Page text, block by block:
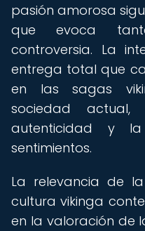
pasión amorosa
que evoca
controversia. La
entrega total que
en las sagas
sociedad
autenticidad y
sentimientos.
La relevancia de
cultura vikinga
en la valoración de